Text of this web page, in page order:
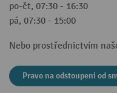
po-čt, 07:30 - 16:30
pá, 07:30 - 15:00
Nebo prostřednictvím
Pravo na odstoupeni od